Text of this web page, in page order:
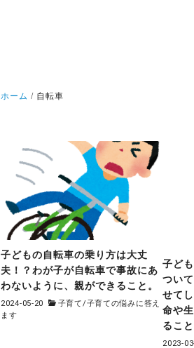
ホーム 自転車
子どもの自転車の乗り方は大丈
夫！？わが子が自転車で事故にあ
わないように、親ができること。
2024-05-20 子育て/子育ての悩みに答え
ます
子ど
つい
せて
命や
るこ
2023-